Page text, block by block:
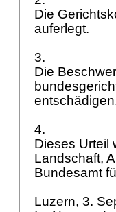
Die
auferlegt.
3.
Die
4.
Dieses Urteil
Landschaft,
Bundesamt
Luzern, 3.